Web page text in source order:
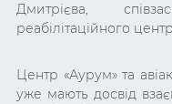
Дмитрієва,
реабілітаційного
Центр «Аурум» та
уже мають досвід